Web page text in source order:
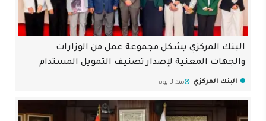
البنك المركزي يشكل مجموعة عمل من الوزارات
والجهات المعنية لإصدار تصنيف التمويل المستدام
البنك المركزي منذ 3 يوم